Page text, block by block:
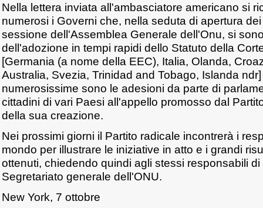
Nella lettera inviata all'ambasciatore americano si
numerosi i Governi che, nella seduta di apertura
sessione dell'Assemblea Generale dell'Onu, si
dell'adozione in tempi rapidi dello Statuto della
[Germania (a nome della EEC), Italia, Olanda,
Australia, Svezia, Trinidad and Tobago, Islanda
numerosissime sono le adesioni da parte di
cittadini di vari Paesi all'appello promosso dal
della sua creazione.
Nei prossimi giorni il Partito radicale incontrerà i
mondo per illustrare le iniziative in atto e i grandi
ottenuti, chiedendo quindi agli stessi responsabili
Segretariato generale dell'ONU.
New York, 7 ottobre